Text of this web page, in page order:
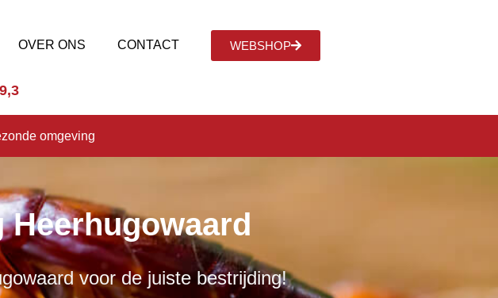
OVER ONS CONTACT WEBSHOP
omgeving
voor de juiste bestrijding!